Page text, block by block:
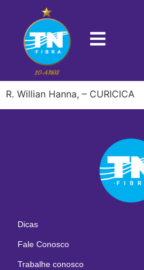
22711-030
R. Willian Hanna, – CURICICA
Dicas
Fale Conosco
Trabalhe conosco